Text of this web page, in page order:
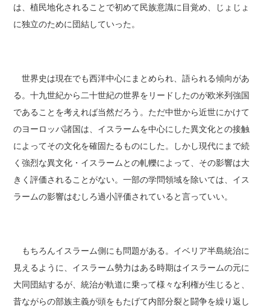
は、植民地化されることで初めて民族意識に目覚め、じょじょ
に独立のために団結していった。
世界史は現在でも西洋中心にまとめられ、語られる傾向があ
る。十九世紀から二十世紀の世界をリードしたのが欧米列強国
であることを考えれば当然だろう。ただ中世から近世にかけて
のヨーロッパ諸国は、イスラームを中心にした異文化との接触
によってその文化を確固たるものにした。しかし現代にまで続
く強烈な異文化・イスラームとの軋轢によって、その影響は大
きく評価されることがない。一部の学問領域を除いては、イス
ラームの影響はむしろ過小評価されていると言っていい。
もちろんイスラーム側にも問題がある。イベリア半島統治に
見えるように、イスラーム勢力はある時期はイスラームの元に
大同団結するが、統治が軌道に乗って様々な利権が生じると、
昔ながらの部族主義が頭をもたげて内部分裂と闘争を繰り返し